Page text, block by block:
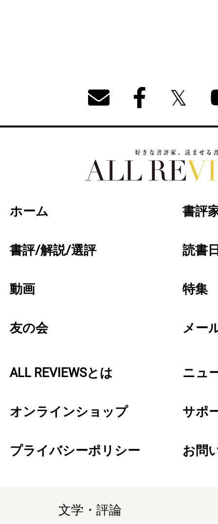
ホーム 書評
書評/解説/選評 読書
動画 特集
友の会 メー
ALL REVIEWSとは ニュ
オンラインショップ サポ
プライバシーポリシー お問
文学・評論